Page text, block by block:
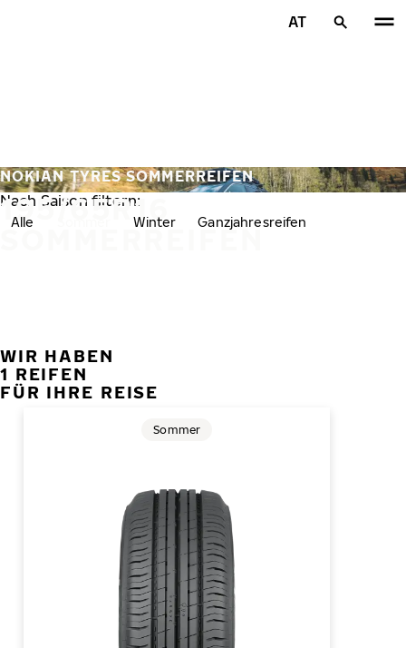
AT
195/65R16
SOMMERREIFEN
NOKIAN TYRES SOMMERREIFEN
Nach Saison filtern:
Alle Winter Ganzjahresreifen
WIR HABEN
1 REIFEN
FÜR IHRE REISE
Sommer